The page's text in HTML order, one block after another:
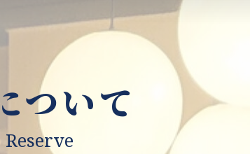
ついて